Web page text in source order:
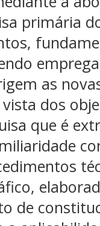
primária
as
dos
que é
de